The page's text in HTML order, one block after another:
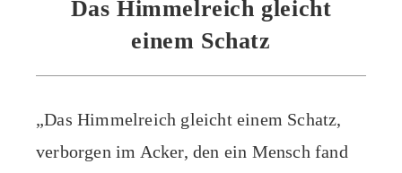
Das Himmelreich gleicht
einem Schatz
„Das Himmelreich gleicht einem Schatz,
verborgen im Acker, den ein Mensch fand